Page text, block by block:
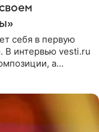
себя в первую
В интервью vesti.ru
а